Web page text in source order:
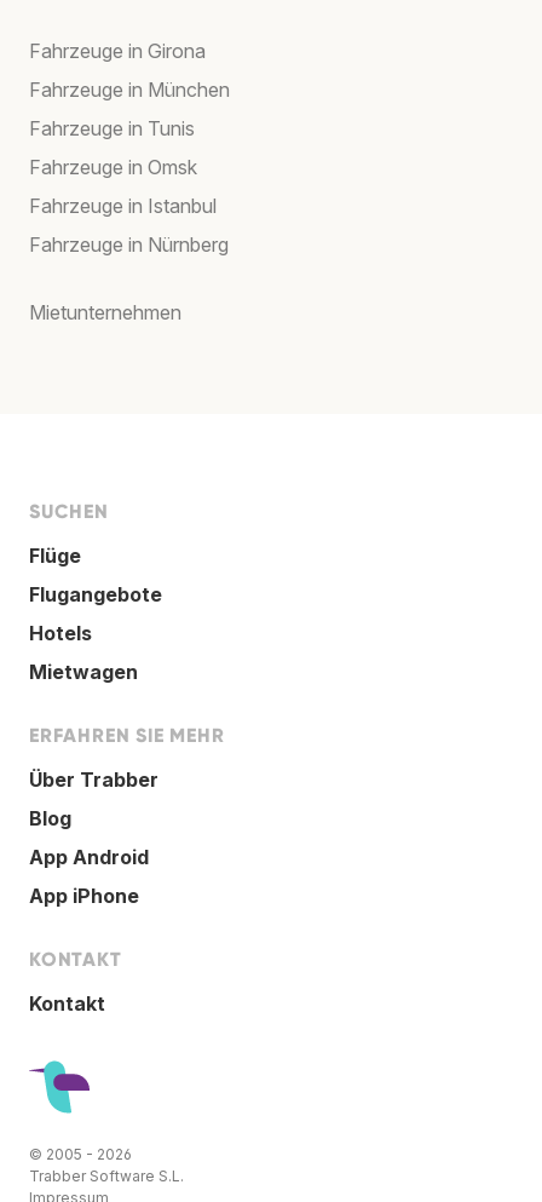
Fahrzeuge in Girona
Fahrzeuge in München
Fahrzeuge in Tunis
Fahrzeuge in Omsk
Fahrzeuge in Istanbul
Fahrzeuge in Nürnberg
Mietunternehmen
SUCHEN
Flüge
Flugangebote
Hotels
Mietwagen
ERFAHREN SIE MEHR
Über Trabber
Blog
App Android
App iPhone
KONTAKT
Kontakt
© 2005 - 2026
Trabber Software S.L.
Impressum